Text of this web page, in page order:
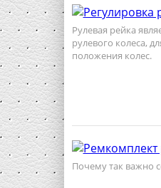
Рулевая рейка
рулевого колеса,
положения колес.
Почему так важно